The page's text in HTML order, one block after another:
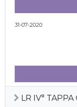
31-07-2020
LR IV° TAPPA